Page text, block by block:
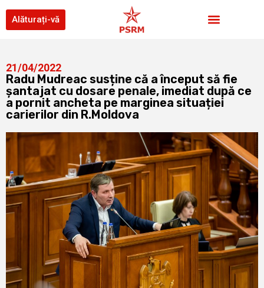
Alăturați-vă
21/04/2022
Radu Mudreac susține că a început să fie
șantajat cu dosare penale, imediat după ce
a pornit ancheta pe marginea situației
carierilor din R.Moldova